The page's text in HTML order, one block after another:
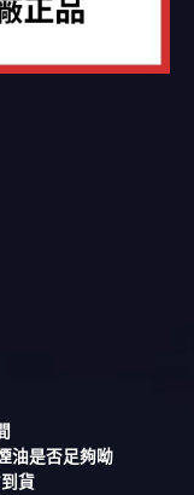
油是否足夠呦
貨